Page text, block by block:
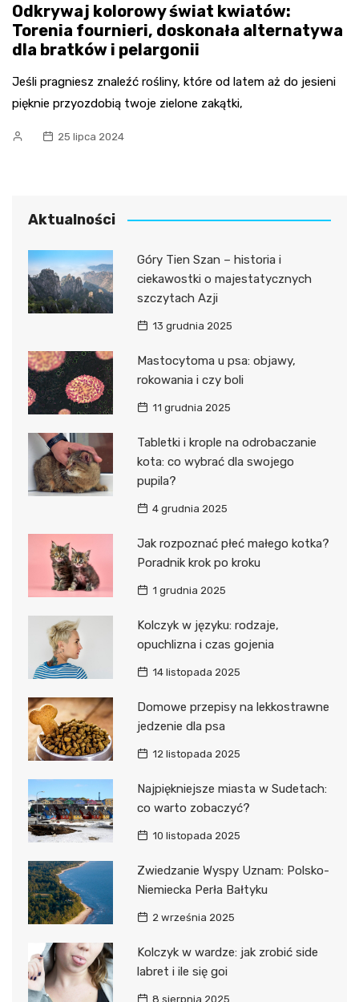
Odkrywaj kolorowy świat kwiatów:
Torenia fournieri, doskonała alternatywa
dla bratków i pelargonii
Jeśli pragniesz znaleźć rośliny, które od latem aż do jesieni
pięknie przyozdobią twoje zielone zakątki,
25 lipca 2024
Aktualności
Góry Tien Szan – historia i
ciekawostki o majestatycznych
szczytach Azji
13 grudnia 2025
Mastocytoma u psa: objawy,
rokowania i czy boli
11 grudnia 2025
Tabletki i krople na odrobaczanie
kota: co wybrać dla swojego
pupila?
4 grudnia 2025
Jak rozpoznać płeć małego kotka?
Poradnik krok po kroku
1 grudnia 2025
Kolczyk w języku: rodzaje,
opuchlizna i czas gojenia
14 listopada 2025
Domowe przepisy na lekkostrawne
jedzenie dla psa
12 listopada 2025
Najpiękniejsze miasta w Sudetach:
co warto zobaczyć?
10 listopada 2025
Zwiedzanie Wyspy Uznam: Polsko-
Niemiecka Perła Bałtyku
2 września 2025
Kolczyk w wardze: jak zrobić side
labret i ile się goi
8 sierpnia 2025